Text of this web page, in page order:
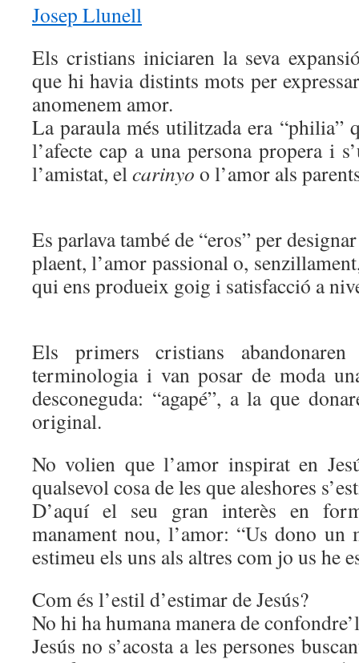
Josep Llunell
Els cristians iniciaren la seva
que hi havia distints mots per
anomenem amor.
La paraula més utilitzada era “philia”
l’afecte cap a una persona propera i
l’amistat, elcarinyo o l’amor als
Es parlava també de “eros” per
plaent, l’amor passional o,
qui ens produeix goig i satisfacció a
Els primers cristians abandonaren
terminologia i van posar de moda
desconeguda: “agapé”, a la que
original.
No volien que l’amor inspirat en
qualsevol cosa de les que aleshores
D’aquí el seu gran interès en
manament nou, l’amor: “Us dono un
estimeu els uns als altres com jo us he
Com és l’estil d’estimar de Jesús?
No hi ha humana manera de
Jesús no s’acosta a les persones